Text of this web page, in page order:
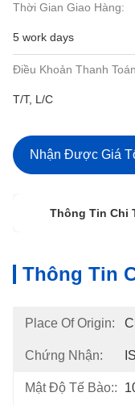
Thời Gian Giao Hàng:
5 work days
Điều Khoản Thanh
T/T, L/C
Nhận Được Giá
Thông Tin Chi
Thông Tin
Place Of Origin:
Chứng Nhận:
Mật Độ Tế Bào::